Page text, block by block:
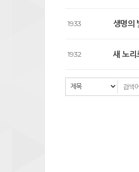
1933 생명의
1932 새 노리